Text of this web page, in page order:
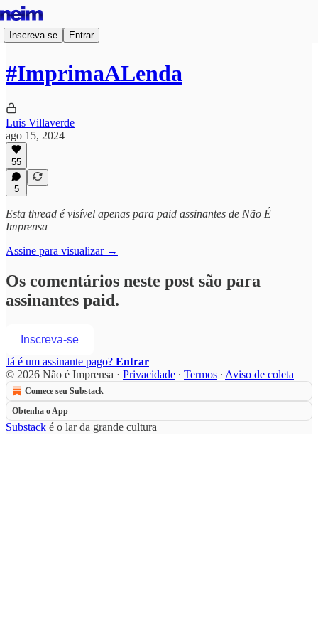
Inscreva-se Entrar
#ImprimaALenda
Luis Villaverde
ago 15, 2024
55
5
Esta thread é visível apenas para paid assinantes de Não É
Imprensa
Assine para visualizar →
Os comentários neste post são para
assinantes paid.
Inscreva-se
Já é um assinante pago? Entrar
© 2026 Não é Imprensa · Privacidade ∙ Termos ∙ Aviso de coleta
Comece seu Substack
Obtenha o App
Substack é o lar da grande cultura